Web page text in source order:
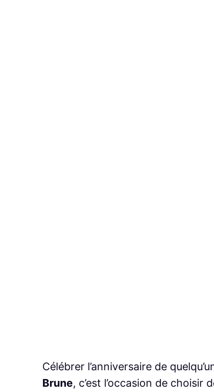
Célébrer l’anniversaire de
Brune, c’est l’occasion de